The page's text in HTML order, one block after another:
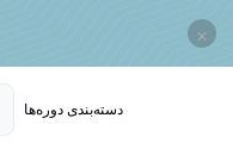
×
دسته‌بندی‌ دوره‌ها